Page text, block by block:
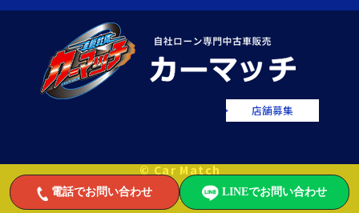
電話でお問い合わせ LINEでお問い合わせ
店舗募集
© Car Match
自社ローンで中古車をお値打ちに販売するカーマッチ